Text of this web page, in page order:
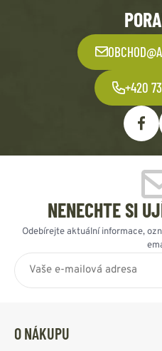
+420
NENECHTE SI
Odebírejte aktuální informace,
O NÁKUPU